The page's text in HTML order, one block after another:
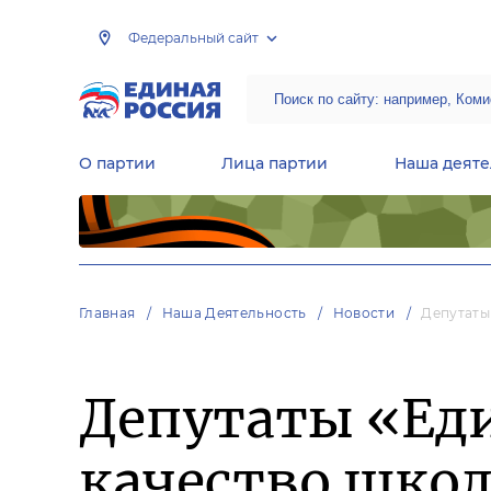
Федеральный сайт
О партии Лица партии Наша
Главная Наша Деятельность Новости
Депутаты